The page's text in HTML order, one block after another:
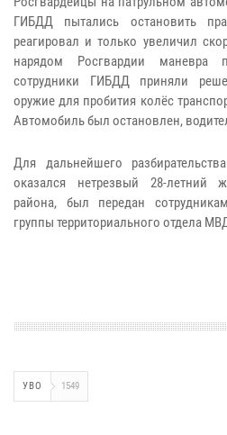
ГИБДД пытались остановить
реагировал и только увеличил
нарядом Росгвардии маневра
сотрудники ГИБДД приняли
оружие для пробития колёс
Автомобиль был остановлен,
Для дальнейшего
оказался нетрезвый 28-летний
района, был передан
группы территориального отдела
УВО 1549